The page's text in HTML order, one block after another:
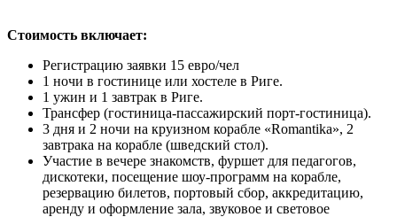
Стоимость включает:
Регистрацию заявки 15 евро/чел
1 ночи в гостинице или хостеле в Риге.
1 ужин и 1 завтрак в Риге.
Трансфер (гостиница-пассажирский порт-гостиница).
3 дня и 2 ночи на круизном корабле «Romantika», 2
завтрака на корабле (шведский стол).
Участие в вечере знакомств, фуршет для педагогов,
дискотеки, посещение шоу-программ на корабле,
резервацию билетов, портовый сбор, аккредитацию,
аренду и оформление зала, звуковое и световое